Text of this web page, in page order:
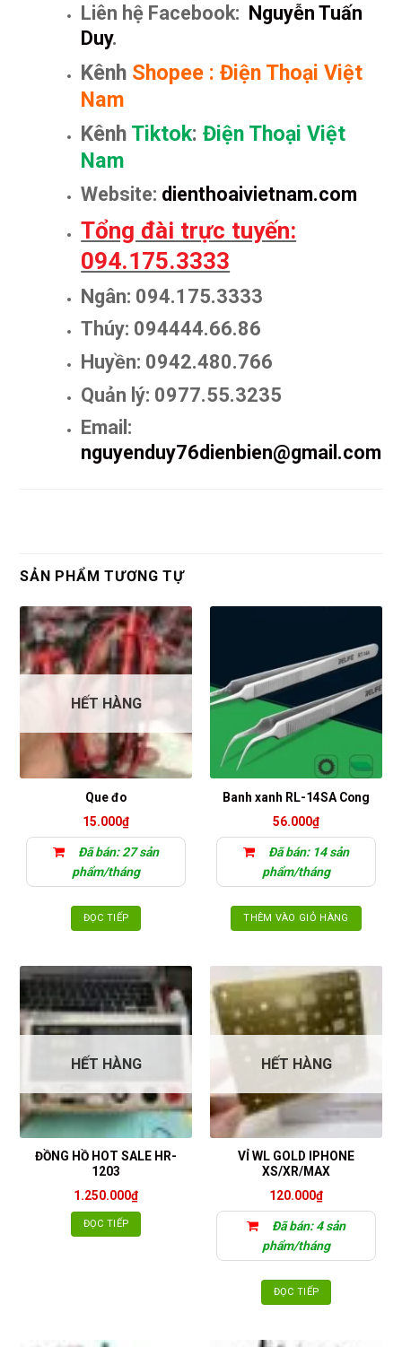
Liên hệ Facebook: Nguyễn Tuấn
Duy.
Kênh Shopee :Điện Thoại Việt
Nam
Kênh Tiktok:Điện Thoại Việt
Nam
Website: dienthoaivietnam.com
Tổng đài trực tuyến:
094.175.3333
Ngân: 094.175.3333
Thúy: 094444.66.86
Huyền: 0942.480.766
Quản lý: 0977.55.3235
Email:
nguyenduy76dienbien@gmail.com
SẢN PHẨM TƯƠNG TỰ
HẾT HÀNG
Que đo
15.000₫
Đã bán: 27 sản
phẩm/tháng
ĐỌC TIẾP
Banh xanh RL-14SA Cong
56.000₫
Đã bán: 14 sản
phẩm/tháng
THÊM VÀO GIỎ HÀNG
HẾT HÀNG
ĐỒNG HỒ HOT SALE HR-
1203
1.250.000₫
ĐỌC TIẾP
HẾT HÀNG
VỈ WL GOLD IPHONE
XS/XR/MAX
120.000₫
Đã bán: 4 sản
phẩm/tháng
ĐỌC TIẾP